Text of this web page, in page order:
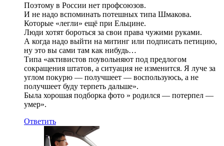
Поэтому в России нет профсоюзов.
И не надо вспоминать потешных типа Шмакова.
Которые «легли» ещё при Ельцине.
Люди хотят бороться за свои права чужими руками.
А когда надо выйти на митинг или подписать петицию,
ну это вы сами там как нибудь…
Типа «активистов поувольняют под предлогом
сокращения штатов, а ситуация не изменится. Я луче за
углом покурю — получшеет — воспользуюсь, а не
получшеет буду терпеть дальше».
Была хорошая подборка фото » родился — потерпел —
умер».
Ответить